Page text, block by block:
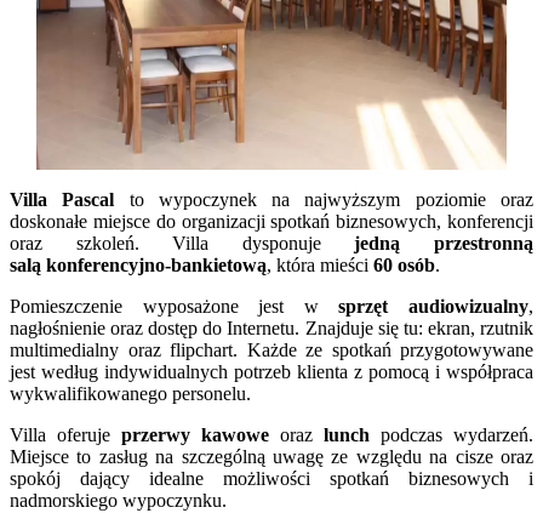
Villa Pascal to wypoczynek na najwyższym poziomie oraz
doskonałe miejsce do organizacji spotkań biznesowych, konferencji
oraz szkoleń. Villa dysponujejedną przestronną
salą konferencyjno-bankietową, która mieści 60 osób.
Pomieszczenie wyposażone jest wsprzęt audiowizualny,
nagłośnienie oraz dostęp do Internetu. Znajduje się tu: ekran, rzutnik
multimedialny oraz flipchart. Każde ze spotkań przygotowywane
jest według indywidualnych potrzeb klienta z pomocą i współpraca
wykwalifikowanego personelu.
Villa oferuje przerwy kawowe oraz lunch podczas wydarzeń.
Miejsce to zasług na szczególną uwagę ze względu na cisze oraz
spokój dający idealne możliwości spotkań biznesowych i
nadmorskiego wypoczynku.